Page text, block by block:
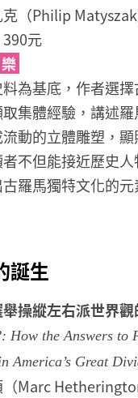
（Philip
元
樂
為基底，作者選
集體經驗，講述
動的立體雕塑，
不但能接近歷史人
羅馬獨特文化的元
誕生
操縱左右派世界
How the Answers to
America’s Great
Marc